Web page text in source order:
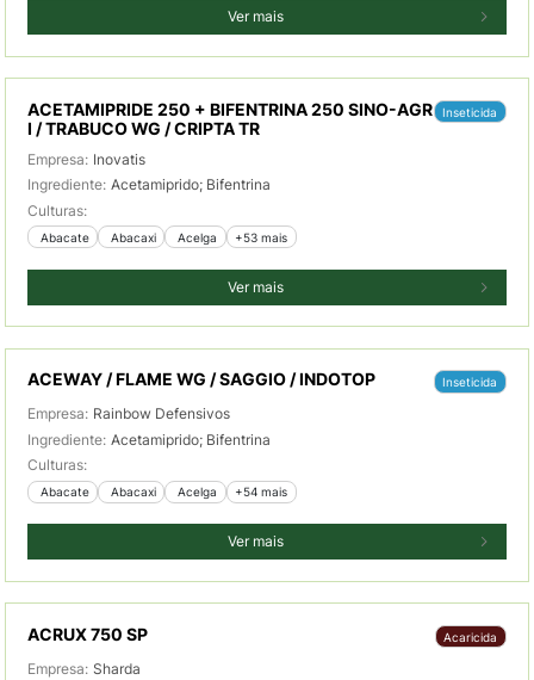
Ver mais
ACETAMIPRIDE 250 + BIFENTRINA 250 SINO-AGR
I / TRABUCO WG / CRIPTA TR
Inseticida
Empresa: Inovatis
Ingrediente: Acetamiprido; Bifentrina
Culturas:
Abacate Abacaxi Acelga +53 mais
Ver mais
ACEWAY / FLAME WG / SAGGIO / INDOTOP Inseticida
Empresa: Rainbow Defensivos
Ingrediente: Acetamiprido; Bifentrina
Culturas:
Abacate Abacaxi Acelga +54 mais
Ver mais
ACRUX 750 SP Acaricida
Empresa: Sharda